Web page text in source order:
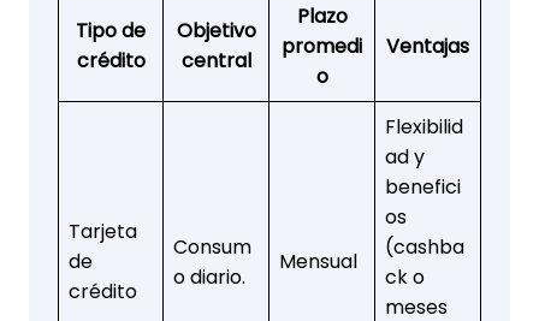
Tipo de
crédito
Objetivo
central
Plazo
promedi
o
Ventajas
Tarjeta
de
crédito
Consum
o diario.
Mensual
Flexibilid
ad y
benefici
os
(cashba
ck o
meses